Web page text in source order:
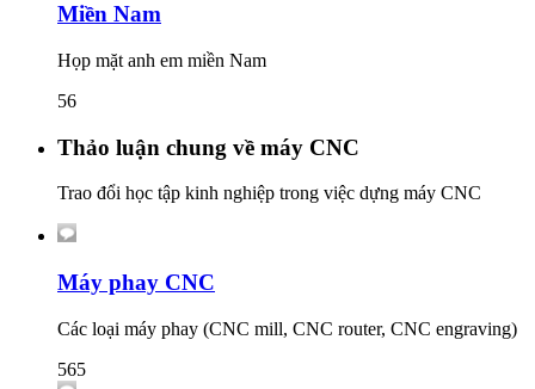
Miền Nam
Họp mặt anh em miền Nam
56
Thảo luận chung về máy CNC
Trao đổi học tập kinh nghiệp trong việc dựng máy CNC
Máy phay CNC
Các loại máy phay (CNC mill, CNC router, CNC engraving)
565